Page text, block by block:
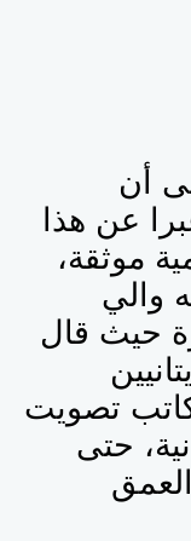
أن
عن هذا
موثقة،
والي
حيث قال
تصويت
حتى